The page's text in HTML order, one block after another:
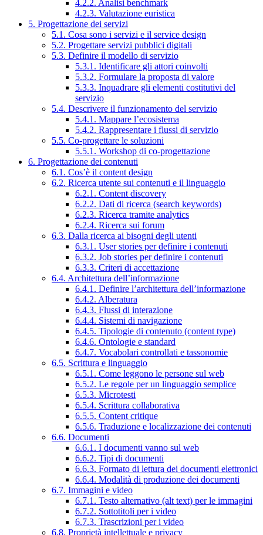
4.2.2. Analisi benchmark
4.2.3. Valutazione euristica
5. Progettazione dei servizi
5.1. Cosa sono i servizi e il service design
5.2. Progettare servizi pubblici digitali
5.3. Definire il modello di servizio
5.3.1. Identificare gli attori coinvolti
5.3.2. Formulare la proposta di valore
5.3.3. Inquadrare gli elementi costitutivi del
servizio
5.4. Descrivere il funzionamento del servizio
5.4.1. Mappare l’ecosistema
5.4.2. Rappresentare i flussi di servizio
5.5. Co-progettare le soluzioni
5.5.1. Workshop di co-progettazione
6. Progettazione dei contenuti
6.1. Cos’è il content design
6.2. Ricerca utente sui contenuti e il linguaggio
6.2.1. Content discovery
6.2.2. Dati di ricerca (search keywords)
6.2.3. Ricerca tramite analytics
6.2.4. Ricerca sui forum
6.3. Dalla ricerca ai bisogni degli utenti
6.3.1. User stories per definire i contenuti
6.3.2. Job stories per definire i contenuti
6.3.3. Criteri di accettazione
6.4. Architettura dell’informazione
6.4.1. Definire l’architettura dell’informazione
6.4.2. Alberatura
6.4.3. Flussi di interazione
6.4.4. Sistemi di navigazione
6.4.5. Tipologie di contenuto (content type)
6.4.6. Ontologie e standard
6.4.7. Vocabolari controllati e tassonomie
6.5. Scrittura e linguaggio
6.5.1. Come leggono le persone sul web
6.5.2. Le regole per un linguaggio semplice
6.5.3. Microtesti
6.5.4. Scrittura collaborativa
6.5.5. Content critique
6.5.6. Traduzione e localizzazione dei contenuti
6.6. Documenti
6.6.1. I documenti vanno sul web
6.6.2. Tipi di documenti
6.6.3. Formato di lettura dei documenti elettronici
6.6.4. Modalità di produzione dei documenti
6.7. Immagini e video
6.7.1. Testo alternativo (alt text) per le immagini
6.7.2. Sottotitoli per i video
6.7.3. Trascrizioni per i video
6.8. Proprietà intellettuale e privacy